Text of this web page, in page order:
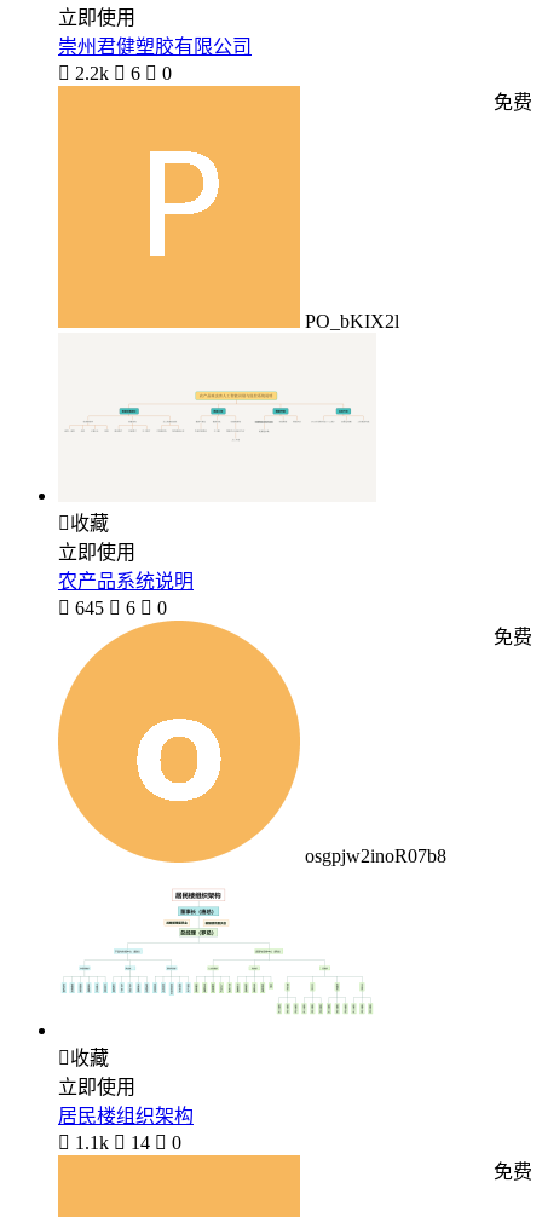
立即使用
崇州君健塑胶有限公司
 2.2k  6  0
PO_bKIX2l
免费
收藏
立即使用
农产品系统说明
 645  6  0
osgpjw2inoR07b8
免费
收藏
立即使用
居民楼组织架构
 1.1k  14  0
免费